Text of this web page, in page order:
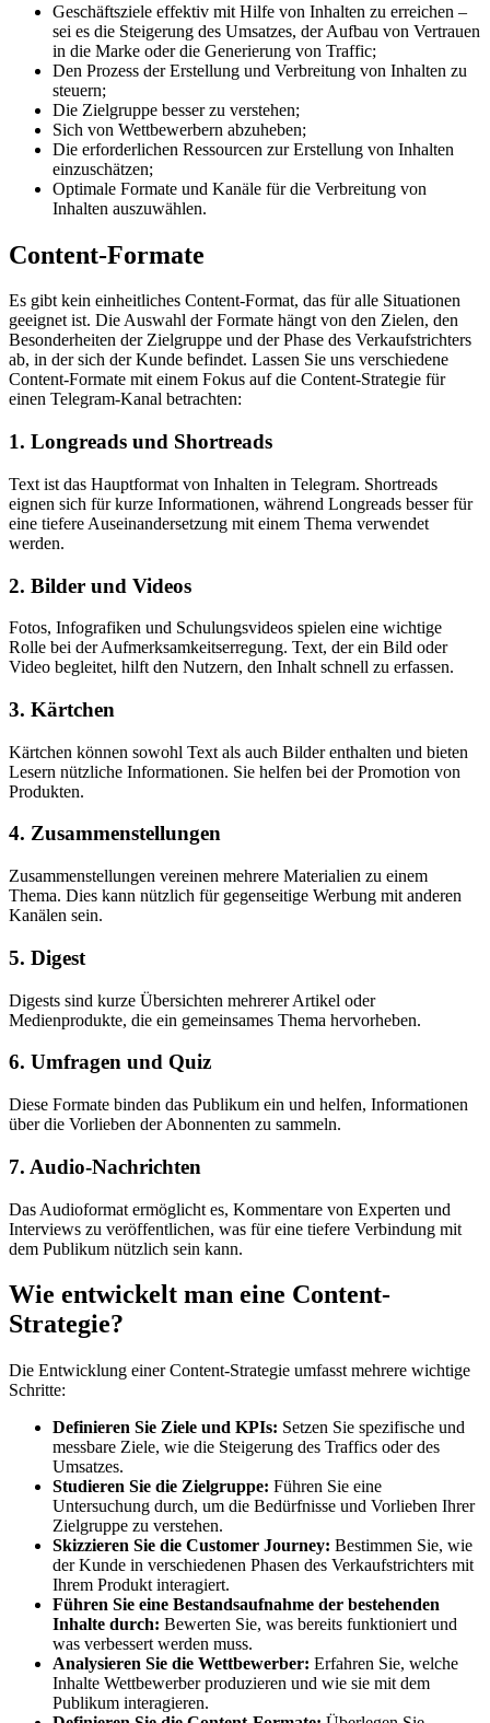
Geschäftsziele effektiv mit Hilfe von Inhalten zu erreichen –
sei es die Steigerung des Umsatzes, der Aufbau von Vertrauen
in die Marke oder die Generierung von Traffic;
Den Prozess der Erstellung und Verbreitung von Inhalten zu
steuern;
Die Zielgruppe besser zu verstehen;
Sich von Wettbewerbern abzuheben;
Die erforderlichen Ressourcen zur Erstellung von Inhalten
einzuschätzen;
Optimale Formate und Kanäle für die Verbreitung von
Inhalten auszuwählen.
Content-Formate
Es gibt kein einheitliches Content-Format, das für alle Situationen
geeignet ist. Die Auswahl der Formate hängt von den Zielen, den
Besonderheiten der Zielgruppe und der Phase des Verkaufstrichters
ab, in der sich der Kunde befindet. Lassen Sie uns verschiedene
Content-Formate mit einem Fokus auf die Content-Strategie für
einen Telegram-Kanal betrachten:
1. Longreads und Shortreads
Text ist das Hauptformat von Inhalten in Telegram. Shortreads
eignen sich für kurze Informationen, während Longreads besser für
eine tiefere Auseinandersetzung mit einem Thema verwendet
werden.
2. Bilder und Videos
Fotos, Infografiken und Schulungsvideos spielen eine wichtige
Rolle bei der Aufmerksamkeitserregung. Text, der ein Bild oder
Video begleitet, hilft den Nutzern, den Inhalt schnell zu erfassen.
3. Kärtchen
Kärtchen können sowohl Text als auch Bilder enthalten und bieten
Lesern nützliche Informationen. Sie helfen bei der Promotion von
Produkten.
4. Zusammenstellungen
Zusammenstellungen vereinen mehrere Materialien zu einem
Thema. Dies kann nützlich für gegenseitige Werbung mit anderen
Kanälen sein.
5. Digest
Digests sind kurze Übersichten mehrerer Artikel oder
Medienprodukte, die ein gemeinsames Thema hervorheben.
6. Umfragen und Quiz
Diese Formate binden das Publikum ein und helfen, Informationen
über die Vorlieben der Abonnenten zu sammeln.
7. Audio-Nachrichten
Das Audioformat ermöglicht es, Kommentare von Experten und
Interviews zu veröffentlichen, was für eine tiefere Verbindung mit
dem Publikum nützlich sein kann.
Wie entwickelt man eine Content-
Strategie?
Die Entwicklung einer Content-Strategie umfasst mehrere wichtige
Schritte:
Definieren Sie Ziele und KPIs: Setzen Sie spezifische und
messbare Ziele, wie die Steigerung des Traffics oder des
Umsatzes.
Studieren Sie die Zielgruppe: Führen Sie eine
Untersuchung durch, um die Bedürfnisse und Vorlieben Ihrer
Zielgruppe zu verstehen.
Skizzieren Sie die Customer Journey: Bestimmen Sie, wie
der Kunde in verschiedenen Phasen des Verkaufstrichters mit
Ihrem Produkt interagiert.
Führen Sie eine Bestandsaufnahme der bestehenden
Inhalte durch: Bewerten Sie, was bereits funktioniert und
was verbessert werden muss.
Analysieren Sie die Wettbewerber: Erfahren Sie, welche
Inhalte Wettbewerber produzieren und wie sie mit dem
Publikum interagieren.